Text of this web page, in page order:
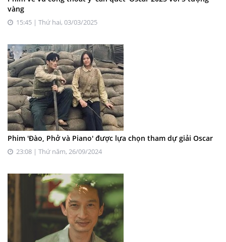
vàng
15:45 | Thứ hai, 03/03/2025
Phim 'Đào, Phở và Piano' được lựa chọn tham dự giải Oscar
23:08 | Thứ năm, 26/09/2024